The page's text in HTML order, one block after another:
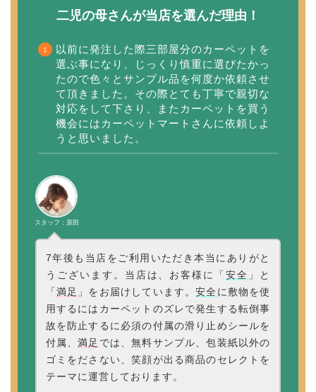
二児の母さんが当店を選んだ理由！
以前に発注した際三部屋分のカーペットを
選ぶ事になり、じっくり慎重に選びたかっ
たので色々とサンプル品を何度か依頼させ
て頂きました。その際とても丁寧で親切な
対応をして下さり、またカーペットを買う
機会にはカーペットマートさんに依頼しよ
うと思いました。
スタッフ：原田
7年後も当店をご利用いただき本当にありがと
うございます。当店は、お客様に「安全 」と
「満足 」をお届けしています。安全 に敷物を使
用するにはカーペットのズレで発生する転倒事
故を防止するに必須の付属の滑り止めシールを
付属、満足 では、無料サンプル、包装紙以外の
ゴミをださない、笑顔が出る商品のセレクトを
テーマに運営しております。